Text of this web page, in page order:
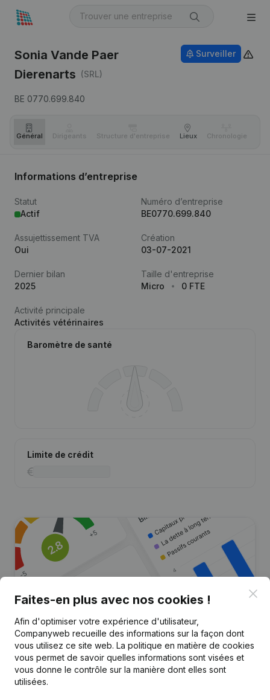
Sonia Vande Paer
Dierenarts (SRL)
BE 0770.699.840
Surveiller
Général Dirigeants Structure d'entreprise Lieux Chronologie
Informations d’entreprise
Statut
Actif
Numéro d’entreprise
BE0770.699.840
Assujettissement TVA
Oui
Création
03-07-2021
Dernier bilan
2025
Taille d'entreprise
Micro
0 FTE
Activité principale
Activités vétérinaires
Baromètre de santé
Limite de crédit
Vous recherchez plus
d’informations sur cette entreprise
?
Faites-en plus avec nos cookies !
Afin d'optimiser votre expérience d'utilisateur,
Companyweb recueille des informations sur la façon dont
vous utilisez ce site web. La politique en matière de cookies
vous permet de savoir quelles informations sont visées et
vous donne le contrôle sur la manière dont elles sont
utilisées.